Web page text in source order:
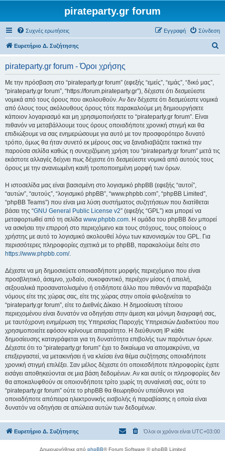
pirateparty.gr forum
Συχνές ερωτήσεις Σύνδεση
Εγγραφή
Ευρετήριο Δ. Συζήτησης
pirateparty.gr forum - Όροι χρήσης
Με την πρόσβαση στο “pirateparty.gr forum” (εφεξής “εμείς”, “εμάς”, “δικό μας”,
“pirateparty.gr forum”, “https://forum.pirateparty.gr”), δέχεστε ότι δεσμεύεστε
νομικά από τους όρους που ακολουθούν. Αν δεν δέχεστε ότι δεσμεύεστε νομικά
από όλους τους ακόλουθους όρους τότε παρακαλούμε μη δημιουργήσετε
κάποιον λογαριασμό και μη χρησιμοποιήσετε το “pirateparty.gr forum”. Είναι
πιθανόν να μεταβάλλουμε τους όρους οποιαδήποτε χρονική στιγμή και θα
επιδιώξουμε να σας ενημερώσουμε για αυτό με τον προσφορότερο δυνατό
τρόπο, όμως θα ήταν συνετό εκ μέρους σας να ξαναδιαβάζετε τακτικά την
παρούσα σελίδα καθώς η συνεχιζόμενη χρήση του “pirateparty.gr forum” μετά τις
εκάστοτε αλλαγές δείχνει πως δέχεστε ότι δεσμεύεστε νομικά από αυτούς τους
όρους με την ανανεωμένη και/ή τροποποιημένη μορφή των όρων.
Η ιστοσελίδα μας είναι βασισμένη στο λογισμικό phpBB (εφεξής “αυτοί”,
“αυτών”, “αυτούς”, “λογισμικό phpBB”, “www.phpbb.com”, “phpBB Limited”,
“phpBB Teams”) που είναι μια λύση συστήματος συζητήσεων που διατίθεται
βάσει της “GNU General Public License v2” (εφεξής “GPL”) και μπορεί να
μεταφορτωθεί από τη σελίδα www.phpbb.com. Η ομάδα του phpBB δεν μπορεί
να ασκήσει την επιρροή στο περιεχόμενο και τους στόχους, τους οποίους ο
χρήστης με αυτό το λογισμικό ακολουθεί λόγω των κανονισμών του GPL. Για
περισσότερες πληροφορίες σχετικά με το phpBB, παρακαλούμε δείτε στο
https://www.phpbb.com/.
Δέχεστε να μη δημοσιεύετε οποιασδήποτε μορφής περιεχόμενο που είναι
προσβλητικό, άσεμνο, χυδαίο, συκοφαντικό, περιέχον μίσος ή απειλή,
σεξουαλικά προσανατολισμένο ή οτιδήποτε άλλο που πιθανόν να παραβιάζει
νόμους είτε της χώρας σας, είτε της χώρας στην οποία φιλοξενείται το
“pirateparty.gr forum”, είτε το Διεθνές Δίκαιο. Η δημοσίευση τέτοιου
περιεχομένου είναι δυνατόν να οδηγήσει στην άμεση και μόνιμη διαγραφή σας,
με ταυτόχρονη ενημέρωση της Υπηρεσίας Παροχής Υπηρεσιών Διαδικτύου που
χρησιμοποιείτε εφόσον κρίνουμε απαραίτητο. Η διεύθυνση IP κάθε
δημοσίευσης καταγράφεται για τη δυνατότητα επιβολής των παρόντων όρων.
Δέχεστε ότι το “pirateparty.gr forum” έχει το δικαίωμα να απομακρύνει, να
επεξεργαστεί, να μετακινήσει ή να κλείσει ένα θέμα συζήτησης οποιαδήποτε
χρονική στιγμή επιλέξει. Σαν μέλος δέχεστε ότι οποιεσδήποτε πληροφορίες έχετε
εισάγει αποθηκεύονται σε μια βάση δεδομένων. Αν και αυτές οι πληροφορίες δεν
θα αποκαλυφθούν σε οποιονδήποτε τρίτο χωρίς τη συναίνεσή σας, ούτε το
“pirateparty.gr forum” ούτε το phpBB θα θεωρηθούν υπεύθυνοι για
οποιαδήποτε απόπειρα ηλεκτρονικής εισβολής ή παραβίασης η οποία είναι
δυνατόν να οδηγήσει σε απώλεια αυτών των δεδομένων.
Ευρετήριο Δ. Συζήτησης Όλοι οι χρόνοι είναι UTC+03:00
Δημιουργήθηκε από phpBB® Forum Software © phpBB Limited